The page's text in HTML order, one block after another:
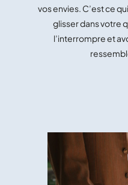
vos envies. C’est ce
glisser dans votre
l’interrompre et